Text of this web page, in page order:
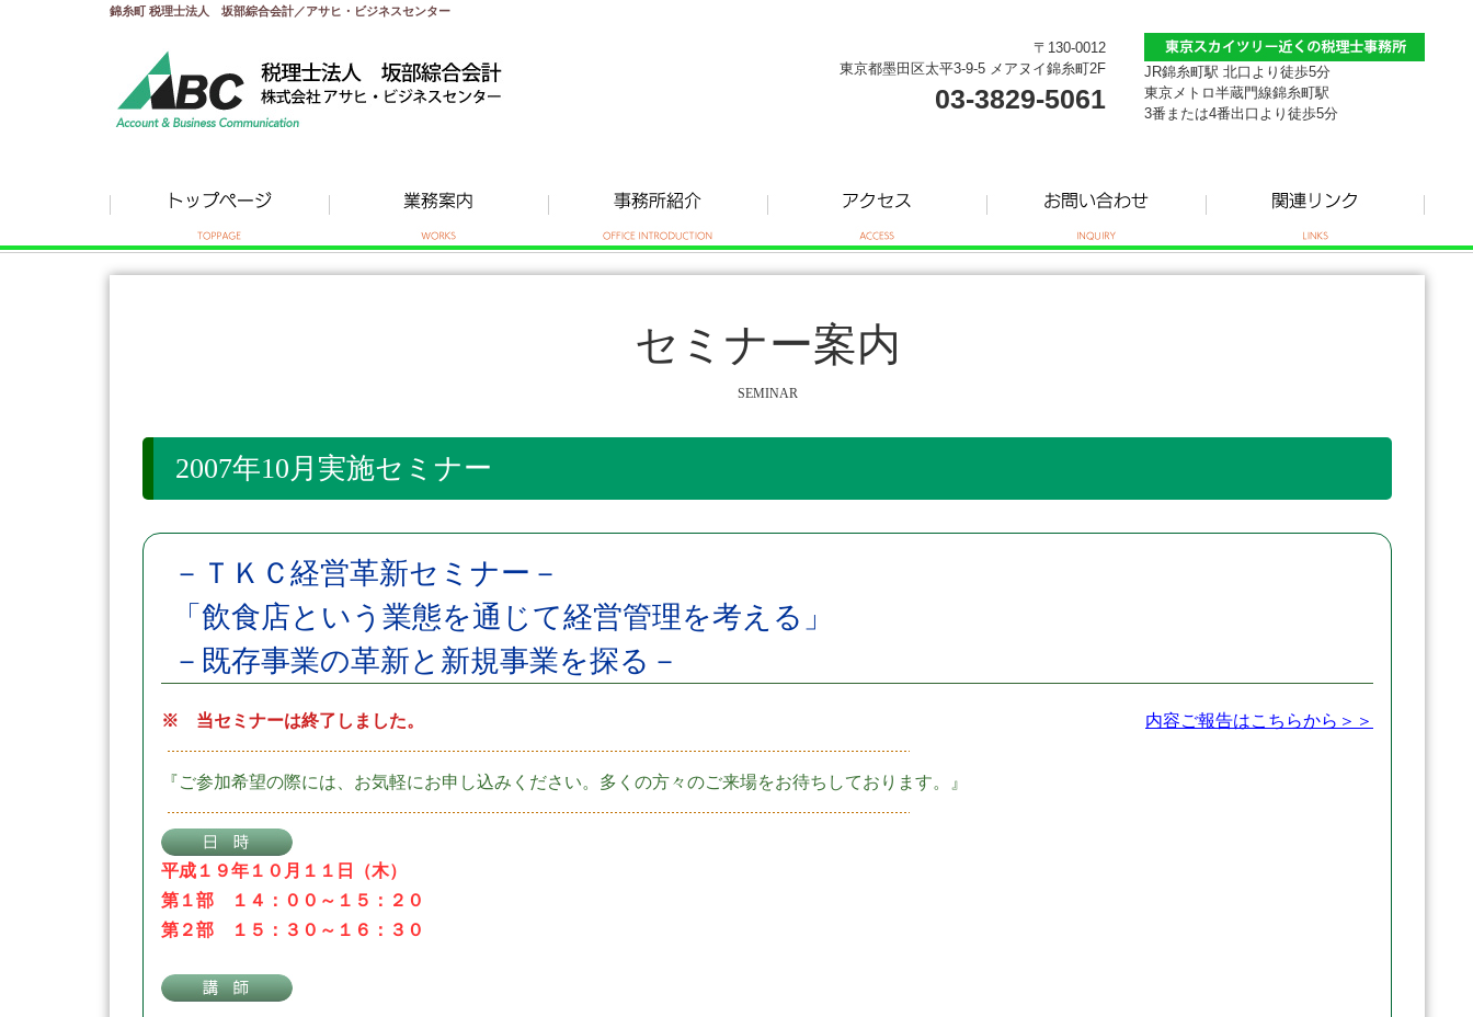
錦糸町 税理士法人 坂部綜合会計／アサヒ・ビジネスセンター
〒130-0012
東京都墨田区太平3-9-5 メアヌイ錦糸町2F
03-3829-5061
JR錦糸町駅 北口より徒歩5分
東京メトロ半蔵門線錦糸町駅
3番または4番出口より徒歩5分
セミナー案内
SEMINAR
2007年10月実施セミナー
－ＴＫＣ経営革新セミナー－
「飲食店という業態を通じて経営管理を考える」
－既存事業の革新と新規事業を探る－
※ 当セミナーは終了しました。 内容ご報告はこちらから＞＞
『ご参加希望の際には、お気軽にお申し込みください。多くの方々のご来場をお待ちしております。』
平成１９年１０月１１日（木）
第１部 １４：００～１５：２０
第２部 １５：３０～１６：３０